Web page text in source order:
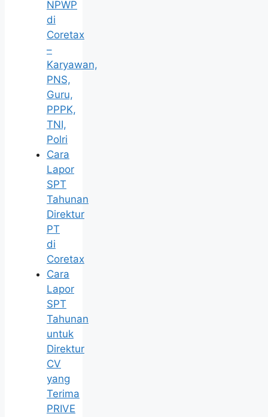
NPWP
di
Coretax
–
Karyawan,
PNS,
Guru,
PPPK,
TNI,
Polri
Cara
Lapor
SPT
Tahunan
Direktur
PT
di
Coretax
Cara
Lapor
SPT
Tahunan
untuk
Direktur
CV
yang
Terima
PRIVE